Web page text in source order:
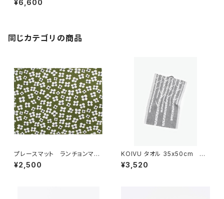
ド
¥6,600
同じカテゴリの商品
プレースマット ランチョンマッ
ト 「ベラミ」 / アルメダール
ス/ALMEDAHLS
¥2,500
KOIVU タオル 35x50cm
／ LAPUAN KANKURIT（ラ
プアン カンクリ）
¥3,520